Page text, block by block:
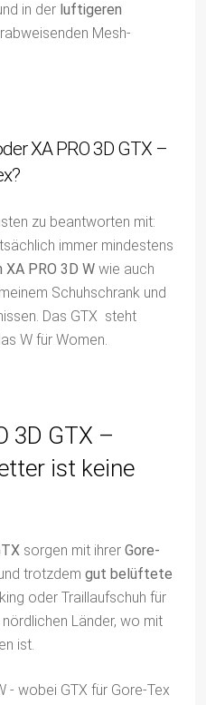
in der luftigeren
Mesh-
XA PRO 3D GTX –
zu beantworten mit:
immer mindestens
XA PRO 3D W wie auch
Schuhschrank und
Das GTX steht
W für Women.
3D GTX –
ist keine
sorgen mit ihrer Gore-
trotzdem gut belüftete
oder Traillaufschuh für
Länder, wo mit
ist.